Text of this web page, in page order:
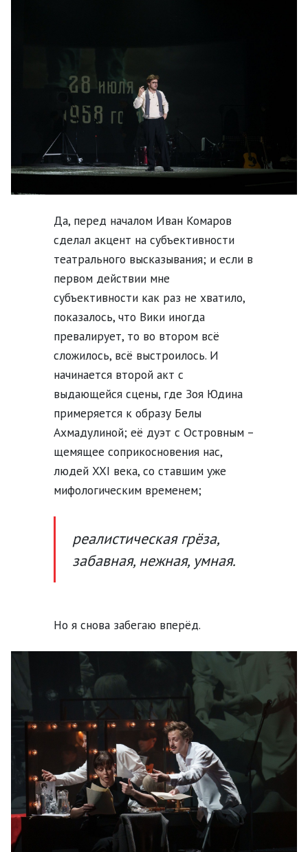
Да, перед началом Иван Комаров
сделал акцент на субъективности
театрального высказывания; и если в
первом действии мне
субъективности как раз не хватило,
показалось, что Вики иногда
превалирует, то во втором всё
сложилось, всё выстроилось. И
начинается второй акт с
выдающейся сцены, где Зоя Юдина
примеряется к образу Белы
Ахмадулиной; её дуэт с Островным –
щемящее соприкосновения нас,
людей XXI века, со ставшим уже
мифологическим временем;
реалистическая грёза,
забавная, нежная, умная.
Но я снова забегаю вперёд.